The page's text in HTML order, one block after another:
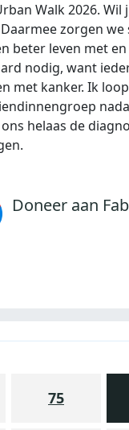
Walk 2026. Wil
zorgen we
beter leven met
nodig, want
met kanker. Ik
helaas de
Doneer aan
75